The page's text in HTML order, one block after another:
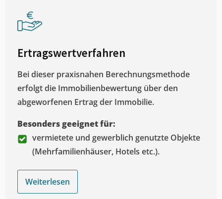
Ertragswertverfahren
Bei dieser praxisnahen Berechnungsmethode
erfolgt die Immobilienbewertung über den
abgeworfenen Ertrag der Immobilie.
Besonders geeignet für:
vermietete und gewerblich genutzte Objekte
(Mehrfamilienhäuser, Hotels etc.).
Weiterlesen